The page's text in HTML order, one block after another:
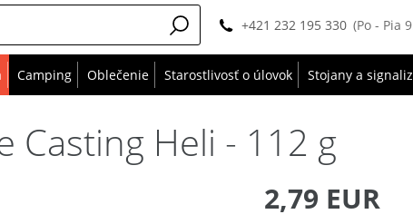
+421 232 195 330 (Po - Pia
Camping Oblečenie Starostlivosť o úlovok Stojany a
Casting Heli - 112 g
2,79 EUR